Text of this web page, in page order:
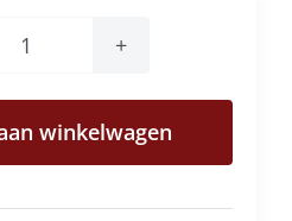
Espinaler
pijlinktvisjes
op
aantal
winkelwagen